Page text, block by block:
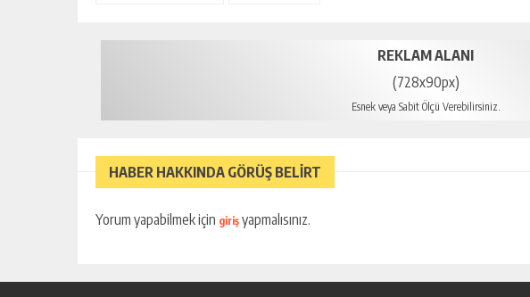
REKLAM ALANI
(728x90px)
Esnek veya Sabit Ölçü Verebilirsiniz.
HABER HAKKINDA GÖRÜŞ BELİRT
Yorum yapabilmek için giriş yapmalısınız.